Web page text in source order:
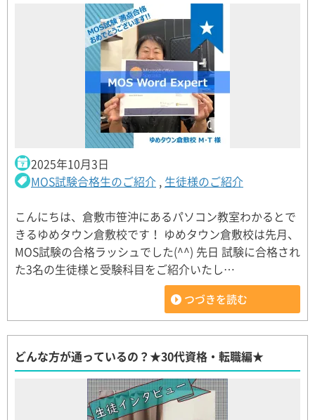
2025年10月3日
MOS試験合格生のご紹介 , 生徒様のご紹介
こんにちは、倉敷市笹沖にあるパソコン教室わかるとで
きるゆめタウン倉敷校です！ ゆめタウン倉敷校は先月、
MOS試験の合格ラッシュでした(^^) 先日 試験に合格され
た3名の生徒様と受験科目をご紹介いたし…
つづきを読む
どんな方が通っているの？★30代資格・転職編★